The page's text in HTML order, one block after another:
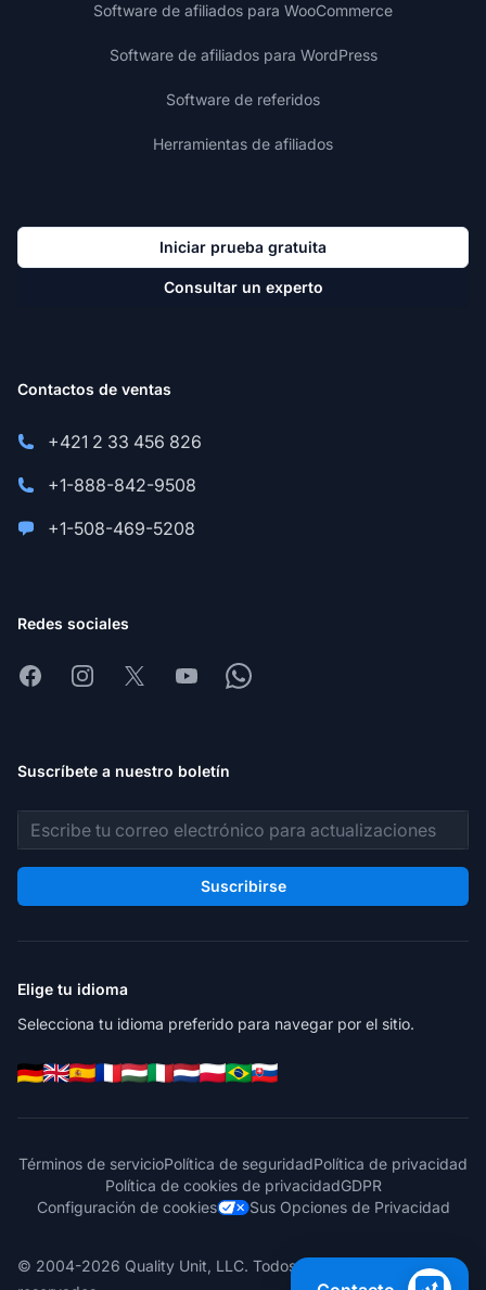
Software de afiliados para WooCommerce
Software de afiliados para WordPress
Software de referidos
Herramientas de afiliados
Iniciar prueba gratuita
Consultar un experto
Contactos de ventas
+421 2 33 456 826
+1-888-842-9508
+1-508-469-5208
Redes sociales
FacebookInstagram
X YoutubeWhatsapp
Suscríbete a nuestro boletín
Dirección de correo electrónico
Suscribirse
Elige tu idioma
Selecciona tu idioma preferido para navegar por el sitio.
Términos de servicioPolítica de seguridadPolítica de privacidad
Política de cookies de privacidadGDPR
Configuración de cookies
Sus Opciones de Privacidad
© 2004-2026 Quality Unit, LLC. Todos los derechos